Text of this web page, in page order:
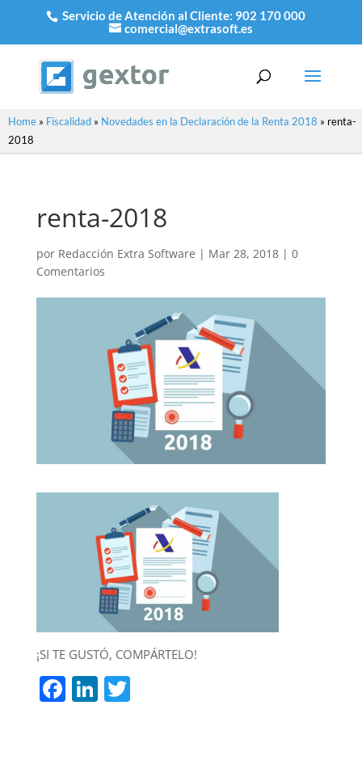
Servicio de Atención al Cliente: 902 170 000
comercial@extrasoft.es
Home » Fiscalidad » Novedades en la Declaración de la Renta 2018 » renta-
2018
renta-2018
por Redacción Extra Software | Mar 28, 2018| 0
Comentarios
¡SI TE GUSTÓ, COMPÁRTELO!
F Li T